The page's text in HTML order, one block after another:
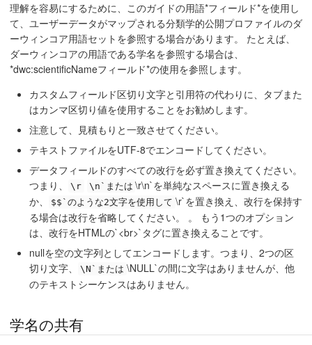
理解を容易にするために、このガイドの用語*フィールド*を使用し
て、ユーザーデータがマップされる分類学的公開プロファイルのダ
ーウィンコア用語セットを参照する場合があります。 たとえば、
ダーウィンコアの用語である学名を参照する場合は、
*dwc:scientificNameフィールド*の使用を参照します。
カスタムフィールド区切り文字と引用符の代わりに、タブまた
はカンマ区切り値を使用することをお勧めします。
注意して、見積もりと一致させてください。
テキストファイルをUTF-8でエンコードしてください。
データフィールドのすべての改行を必ず置き換えてください。
つまり、
\r \n`または \r\n`を単純なスペースに置き換える
か、
$$`のような2文字を使用して \r`を置き換え、改行を保持す
る場合は改行を省略してください。 。 もう1つのオプション
は、改行をHTMLの`<br>`タグに置き換えることです。
nullを空の文字列としてエンコードします。つまり、2つの区
切り文字、
\N`または \NULL`の間に文字はありませんが、他
のテキストシーケンスはありません。
学名の共有